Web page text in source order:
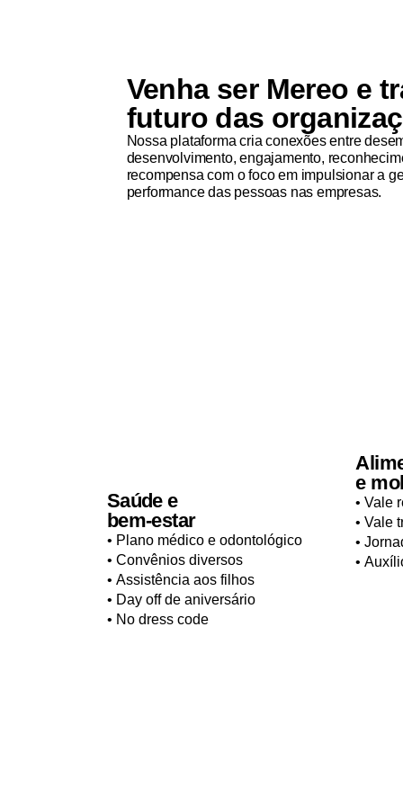
Venha ser Mereo e
futuro das
Nossa plataforma cria conexões entre
desenvolvimento, engajamento,
recompensa com o foco em impulsionar a
performance das pessoas nas empresas.
Saúde e
bem-estar
• Plano médico e odontológico
• Convênios diversos
• Assistência aos filhos
• Day off de aniversário
• No dress code
e
• Vale
• Vale
•
•